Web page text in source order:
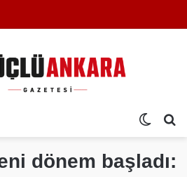
Dış
dönem başladı: